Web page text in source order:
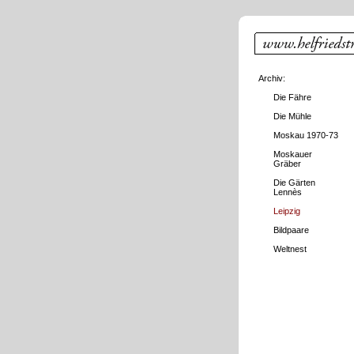
Archiv:
Die Fähre
Die Mühle
Moskau 1970-73
Moskauer
Gräber
Die Gärten
Lennès
Leipzig
Bildpaare
Weltnest